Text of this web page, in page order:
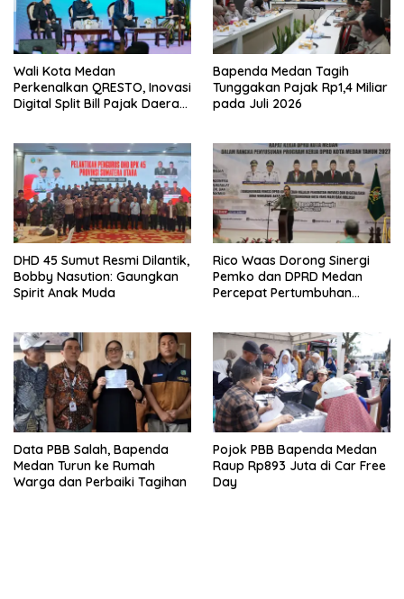
Wali Kota Medan
Perkenalkan QRESTO, Inovasi
Digital Split Bill Pajak Daerah
2026
Bapenda Medan Tagih
Tunggakan Pajak Rp1,4 Miliar
pada Juli 2026
DHD 45 Sumut Resmi Dilantik,
Bobby Nasution: Gaungkan
Spirit Anak Muda
Rico Waas Dorong Sinergi
Pemko dan DPRD Medan
Percepat Pertumbuhan
Data PBB Salah, Bapenda
Medan Turun ke Rumah
Warga dan Perbaiki Tagihan
Pojok PBB Bapenda Medan
Raup Rp893 Juta di Car Free
Day